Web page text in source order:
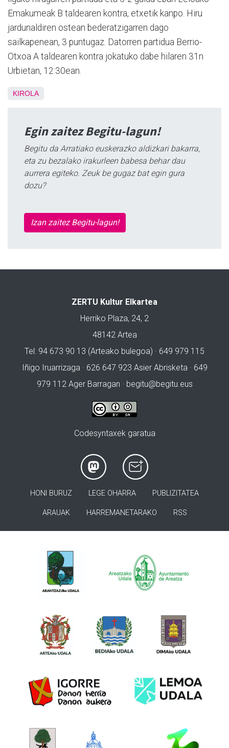
Emakumeak B taldearen kontra, etxetik kanpo. Hiru
jardunaldiren ostean bederatzigarren dago
sailkapenean, 3 puntugaz. Datorren partidua Berrio-
Otxoa A taldearen kontra jokatuko dabe hilaren 31n
Urbietan, 12:30ean.
KIROLA
Egin zaitez Begitu-lagun!
Begitu da Arratiako euskerazko aldizkari bakarra,
eta zu bezalako irakurleen babesa behar dau
aurrera egiteko. Zeuk be gugaz bat egin gura
dozu?
Izan zaitez Begitu-lagun!
ZERTU Kultur Elkartea
Herriko Plaza, 24, 2
48142 Artea
Tel: 94 673 90 13 (Arteako bulegoa) · 649 979 115
Iñigo Iruarrizaga · 626 647 923 Asier Abrisketa · 649
979 112 Ager Barragan · begitu@begitu.eus
Codesyntaxek garatua
HONI BURUZ LEGE OHARRA PUBLIZITATEA
ARAUAK HARREMANETARAKO RSS